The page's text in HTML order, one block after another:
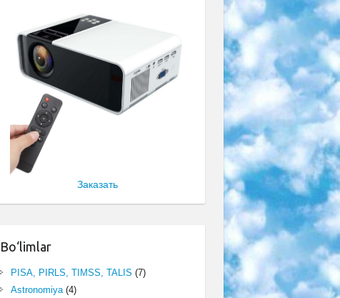
Заказать
Bo‘limlar
PISA, PIRLS, TIMSS, TALIS (7)
Astronomiya(4)